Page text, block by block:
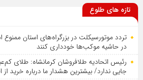
تازه های طلوع
تردد موتورسیکلت در بزرگراه‌های استان ممنوع
در حاشیه موکب‌ها خودداری کنند
رئیس اتحادیه طلافروشان کرمانشاه: طلای
جایی ندارد/ بیشترین هشدار ما درباره خرید